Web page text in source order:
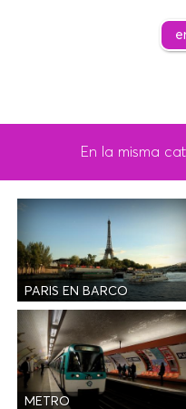
En la misma
PARIS EN BARCO
METRO